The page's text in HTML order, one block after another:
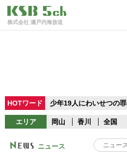
株式会社 瀬戸内海放送
HOTワード 少年19人にわいせつの罪
エリア 岡山 香川 全国
ニュース